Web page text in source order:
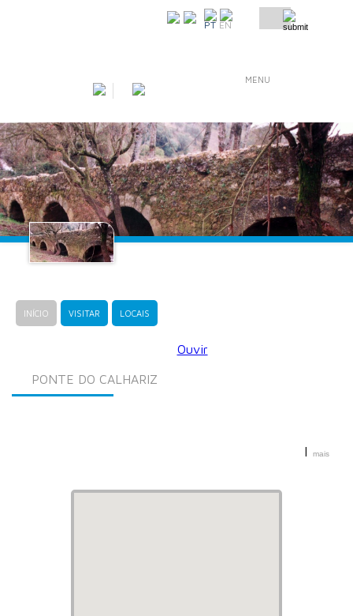
PT EN
MENU
INÍCIO VISITAR LOCAIS
Ouvir
PONTE DO CALHARIZ
| mais